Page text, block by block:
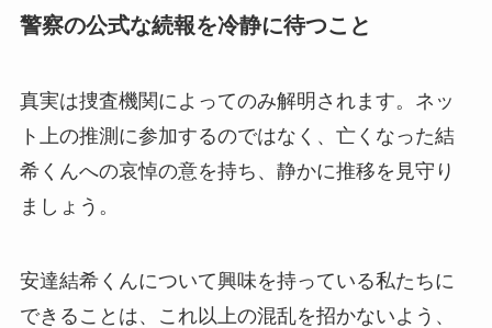
警察の公式な続報を冷静に待つこと
真実は捜査機関によってのみ解明されます。ネッ
ト上の推測に参加するのではなく、亡くなった結
希くんへの哀悼の意を持ち、静かに推移を見守り
ましょう。
安達結希くんについて興味を持っている私たちに
できることは、これ以上の混乱を招かないよう、